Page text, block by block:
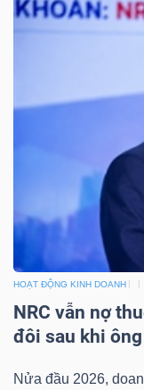
HOẠT ĐỘNG KINH DOANH
NRC vẫn nợ
đôi sau khi
Nửa đầu 2026,